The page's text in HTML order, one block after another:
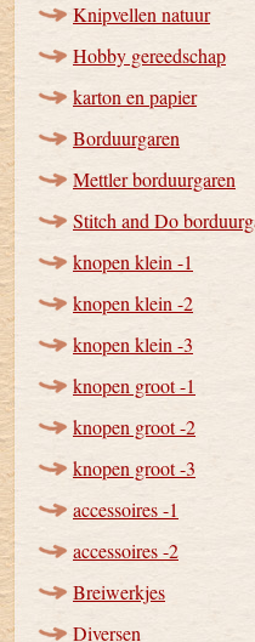
Knipvellen natuur
Hobby gereedschap
karton en papier
Borduurgaren
Mettler borduurgaren
Stitch and Do
knopen klein -1
knopen klein -2
knopen klein -3
knopen groot -1
knopen groot -2
knopen groot -3
accessoires -1
accessoires -2
Breiwerkjes
Diversen